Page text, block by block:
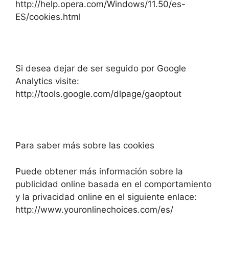
http://help.opera.com/Windows/11.50/es-
ES/cookies.html
Si desea dejar de ser seguido por Google
Analytics visite:
http://tools.google.com/dlpage/gaoptout
Para saber más sobre las cookies
Puede obtener más información sobre la
publicidad online basada en el comportamiento
y la privacidad online en el siguiente enlace:
http://www.youronlinechoices.com/es/